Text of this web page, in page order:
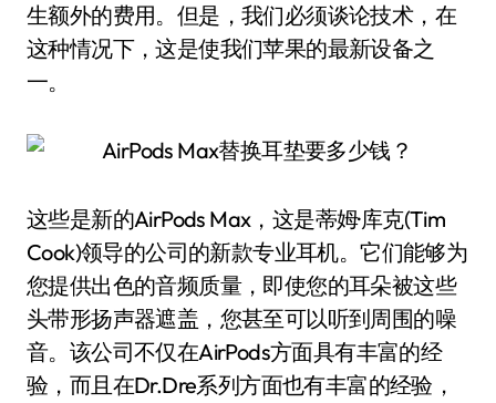
生额外的费用。但是，我们必须谈论技术，在
这种情况下，这是使我们苹果的最新设备之
一。
这些是新的AirPods Max，这是蒂姆·库克(Tim
Cook)领导的公司的新款专业耳机。它们能够为
您提供出色的音频质量，即使您的耳朵被这些
头带形扬声器遮盖，您甚至可以听到周围的噪
音。该公司不仅在AirPods方面具有丰富的经
验，而且在Dr.Dre系列方面也有丰富的经验，